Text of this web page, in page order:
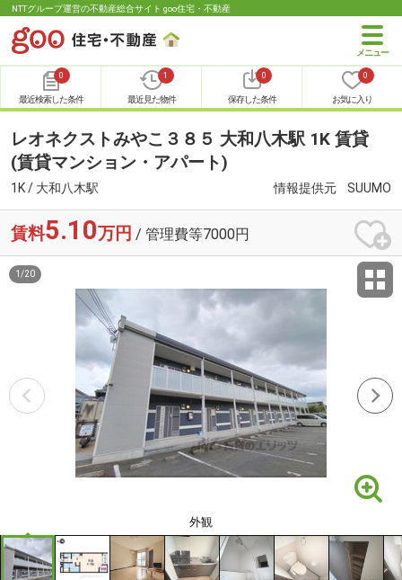
NTTグループ運営の不動産総合サイト goo住宅・不動産
0
最近検索した条件
1
最近見た物件
0
保存した条件
0
お気に入り
レオネクストみやこ３８５ 大和八木駅 1K 賃貸
(賃貸マンション・アパート)
1K / 大和八木駅 情報提供元 SUUMO
賃料5.10万円 / 管理費等7000円
外観
1 /20